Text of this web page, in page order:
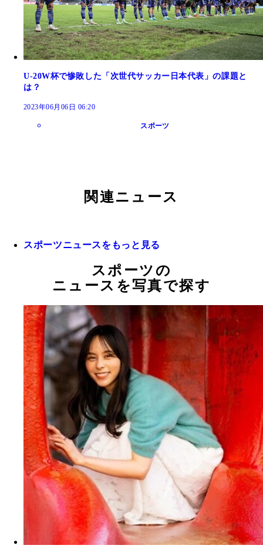
U-20W杯で惨敗した「次世代サッカー日本代表」の課題と
は？
2023年06月06日 06:20
スポーツ
関連ニュース
スポーツニュースをもっと見る
スポーツの
ニュースを写真で探す